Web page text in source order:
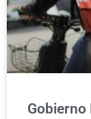
Gobierno